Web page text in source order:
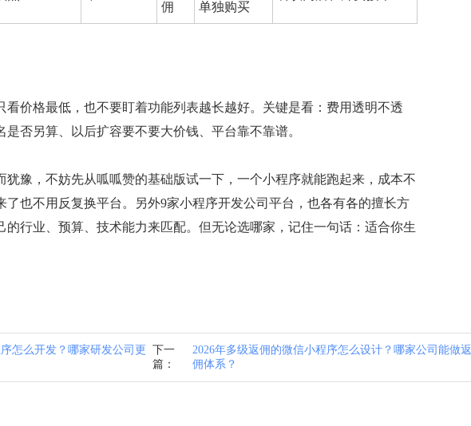
佣
单独购买
看价格最低，也不要盯着功能列表越长越好。关键是看：费用透明不透
否另算、以后扩容要不要大价钱、平台靠不靠谱。
犹豫，不妨先从呱呱赞的基础版试一下，一个小程序就能跑起来，成本不
了也不用反复换平台。另外9家小程序开发公司平台，也各有各的擅长方
的行业、预算、技术能力来匹配。但无论选哪家，记住一句话：适合你生
怎么开发？哪家研发公司更 下一
篇：
2026年多级返佣的微信小程序怎么设计？哪家公司能做返
佣体系？